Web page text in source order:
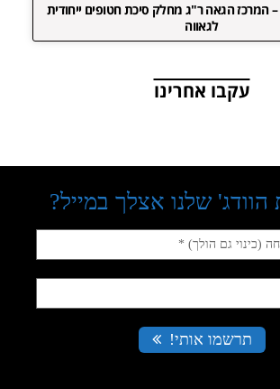
– המרכז הגאה ר"ג מחלק סיכת חטופים ייחודית
לגאווה
עקבו אחרינו